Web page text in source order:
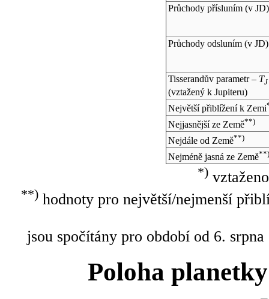
Průchody přísluním (v JD)
Průchody odsluním (v JD)
Tisserandův parametr – TJ
(vztažený k Jupiteru)
Největší přiblížení k Zemi
Nejjasnější ze Země**)
Nejdále od Země**)
Nejméně jasná ze Země**)
*)
**)hodnoty pro největší/nejmenší
jsou spočítány pro období od 6.
Poloha